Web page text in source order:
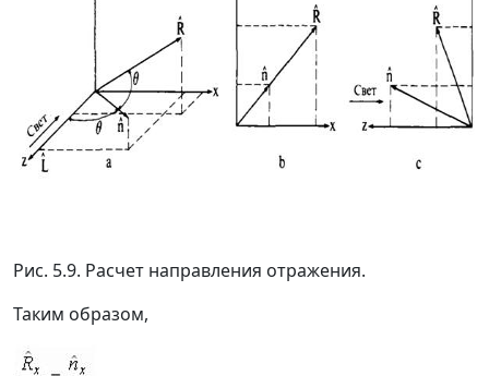
Рис. 5.9. Расчет направления отражения.
Таким образом,